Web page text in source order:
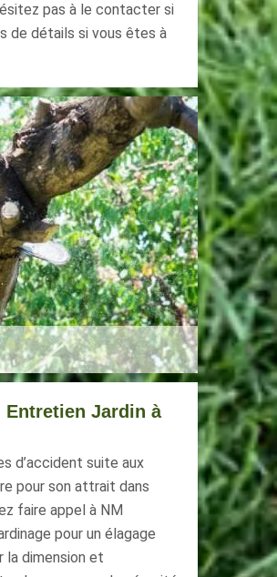
pas à le contacter si
de détails si vous êtes à
Entretien Jardin à
d’accident suite aux
pour son attrait dans
faire appel à NM
pour un élagage
la dimension et